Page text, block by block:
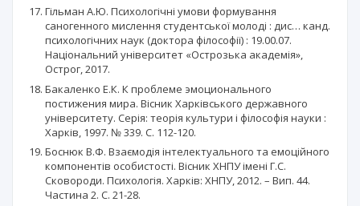
Гільман А.Ю. Психологічні умови формування
саногенного мислення студентської молоді : дис… канд.
психологічних наук (доктора філософії) : 19.00.07.
Національний університет «Острозька академія»,
Острог, 2017.
Бакаленко Е.К. К проблеме эмоционального
постижения мира. Вісник Харківського державного
університету. Серія: теорія культури і філософія науки :
Харків, 1997. № 339. С. 112-120.
Боснюк В.Ф. Взаємодія інтелектуального та емоційного
компонентів особистості. Вісник ХНПУ імені Г.С.
Сковороди. Психологія. Харків: ХНПУ, 2012. – Вип. 44.
Частина 2. С. 21-28.